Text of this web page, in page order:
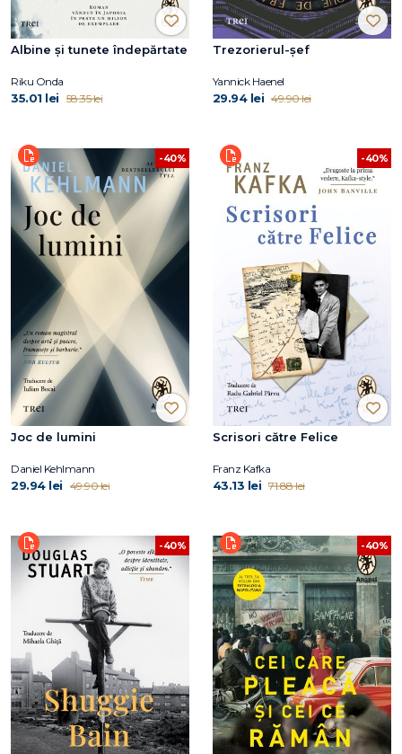
Albine și tunete îndepărtate
Riku Onda
35.01 lei 58.35 lei
Trezorierul-șef
Yannick Haenel
29.94 lei 49.90 lei
-40%
Joc de lumini
Daniel Kehlmann
29.94 lei 49.90 lei
-40%
Scrisori către Felice
Franz Kafka
43.13 lei 71.88 lei
-40% -40%